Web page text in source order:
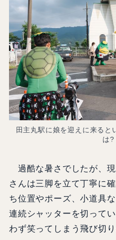
田主丸駅に娘を迎えに来ると
は?
過酷な暑さでしたが、
さんは三脚を立て丁寧に
ち位置やポーズ、小道具
連続シャッターを切って
わず笑ってしまう飛び切